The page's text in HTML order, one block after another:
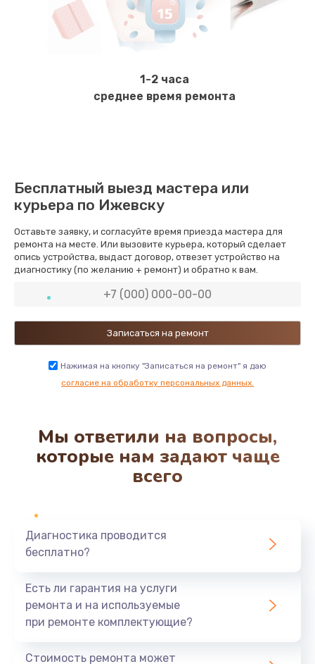
1-2 часа
среднее время ремонта
Бесплатный выезд мастера или
курьера по Ижевску
Оставьте заявку, и согласуйте время приезда мастера для
ремонта на месте. Или вызовите курьера, который сделает
опись устройства, выдаст договор, отвезет устройство на
диагностику (по желанию + ремонт) и обратно к вам.
Нажимая на кнопку "Записаться на ремонт" я даю
согласие на обработку персональных данных.
Мы ответили на вопросы,
которые нам задают чаще
всего
Диагностика проводится
бесплатно?
Есть ли гарантия на услуги
ремонта и на используемые
при ремонте комплектующие?
Стоимость ремонта может